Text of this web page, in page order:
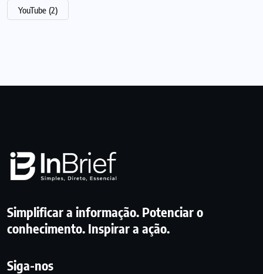
YouTube (2)
Simplificar a informação. Potenciar o
conhecimento. Inspirar a ação.
Siga-nos